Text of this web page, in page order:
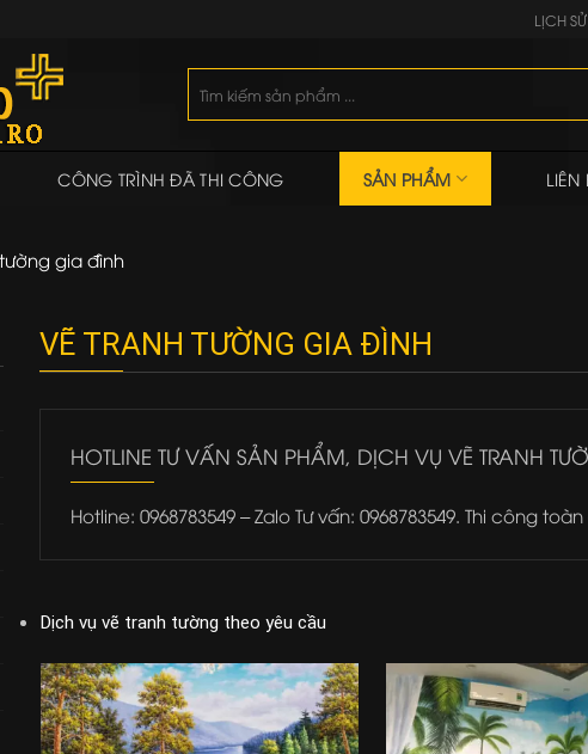
LỊCH
kiếm:
CÔNG TRÌNH ĐÃ THI CÔNG SẢN PHẨM LIÊN
gia đình
VẼ TRANH TƯỜNG GIA ĐÌNH
HOTLINE TƯ VẤN SẢN PHẨM, DỊCH VỤ VẼ TRANH
Hotline: 0968783549 – Zalo Tư vấn: 0968783549. Thi công
Dịch vụ vẽ tranh tường theo yêu cầu